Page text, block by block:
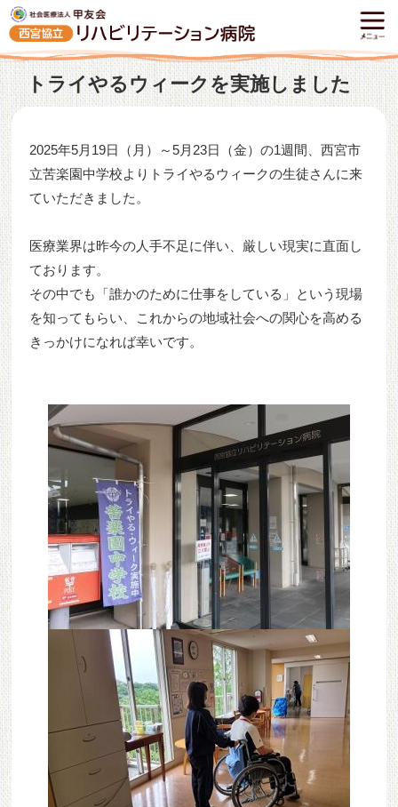
トライやるウィークを実施しました
2025年5月19日（月）～5月23日（金）の1週間、西宮市
立苦楽園中学校よりトライやるウィークの生徒さんに来
ていただきました。
医療業界は昨今の人手不足に伴い、厳しい現実に直面し
ております。
その中でも「誰かのために仕事をしている」という現場
を知ってもらい、これからの地域社会への関心を高める
きっかけになれば幸いです。